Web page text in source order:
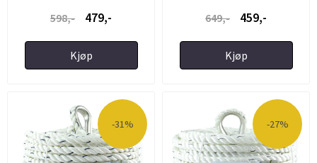
598,- 479,-
Kjøp
649,- 459,-
Kjøp
-31% -27%